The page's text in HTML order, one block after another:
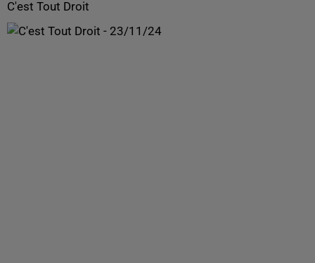
C'est Tout Droit